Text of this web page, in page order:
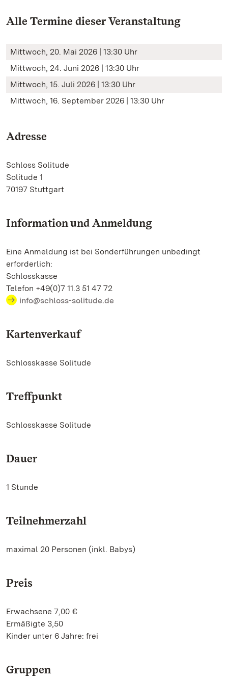
Alle Termine dieser Veranstaltung
Mittwoch, 20. Mai 2026 | 13:30 Uhr
Mittwoch, 24. Juni 2026 | 13:30 Uhr
Mittwoch, 15. Juli 2026 | 13:30 Uhr
Mittwoch, 16. September 2026 | 13:30 Uhr
Adresse
Schloss Solitude
Solitude 1
70197 Stuttgart
Information und Anmeldung
Eine Anmeldung ist bei Sonderführungen unbedingt
erforderlich:
Schlosskasse
Telefon +49(0)7 11.3 51 47 72
info@schloss-solitude.de
Kartenverkauf
Schlosskasse Solitude
Treffpunkt
Schlosskasse Solitude
Dauer
1 Stunde
Teilnehmerzahl
maximal 20 Personen (inkl. Babys)
Preis
Erwachsene 7,00 €
Ermäßigte 3,50
Kinder unter 6 Jahre: frei
Gruppen